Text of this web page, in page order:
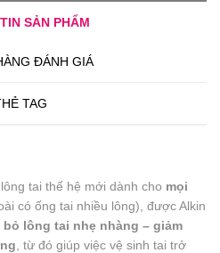
SẢN PHẨM
ĐÁNH GIÁ
TAG
tai thế hệ mới dành cho mọi
có ống tai nhiều lông), được Alkin
lông tai nhẹ nhàng – giảm
, từ đó giúp việc vệ sinh tai trở